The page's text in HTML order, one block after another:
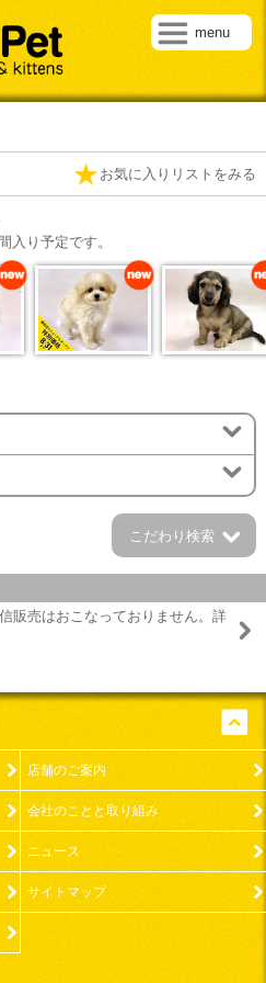
menu
お気に入りリストをみる
り予定です。
こだわり検索
販売はおこなっておりません。詳
店舗のご案内
会社のことと取り組み
ニュース
サイトマップ